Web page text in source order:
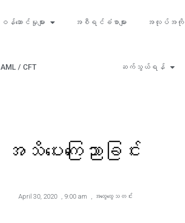
ဝန်ဆောင်မှုများ အစီရင်ခံစာများ အလုပ်အ
AML / CFT ဆက်သွယ်ရန်
အသိပေးကြေညာခြင်း
April 30, 2020 , 9:00 am , အထွေထွေသတင်း